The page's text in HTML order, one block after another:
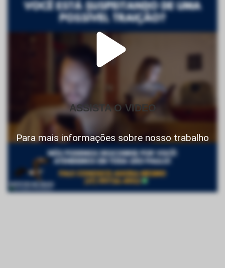
ASSISTA O VIDEO
Para mais informações sobre nosso trabalho